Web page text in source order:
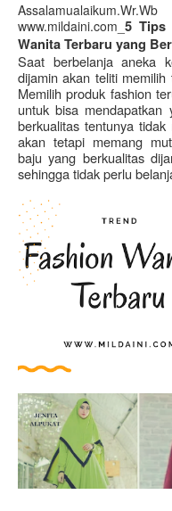
Assalamualaikum.Wr.Wb
www.mildaini.com_ 5 Tips
Wanita Terbaru yang
Saat berbelanja aneka
dijamin akan teliti
Memilih produk fashion
untuk bisa mendapatkan
berkualitas tentunya
akan tetapi memang
baju yang berkualitas
sehingga tidak perlu